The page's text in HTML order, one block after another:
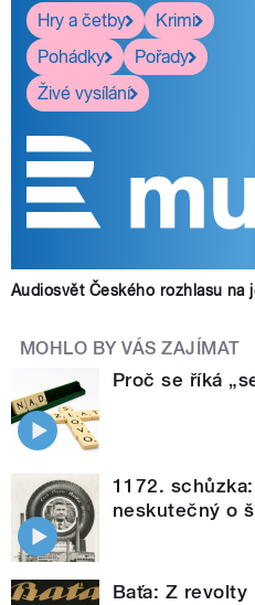
Hry a četby
Krimi
Pohádky
Pořady
Živé vysílání
Audiosvět Českého rozhlasu na
MOHLO BY VÁS ZAJÍMAT
Proč se říká
1172.
neskutečný o
Baťa: Z